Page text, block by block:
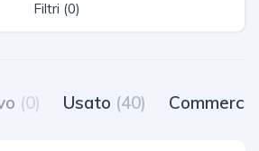
Filtri (0)
(0) Usato (40)